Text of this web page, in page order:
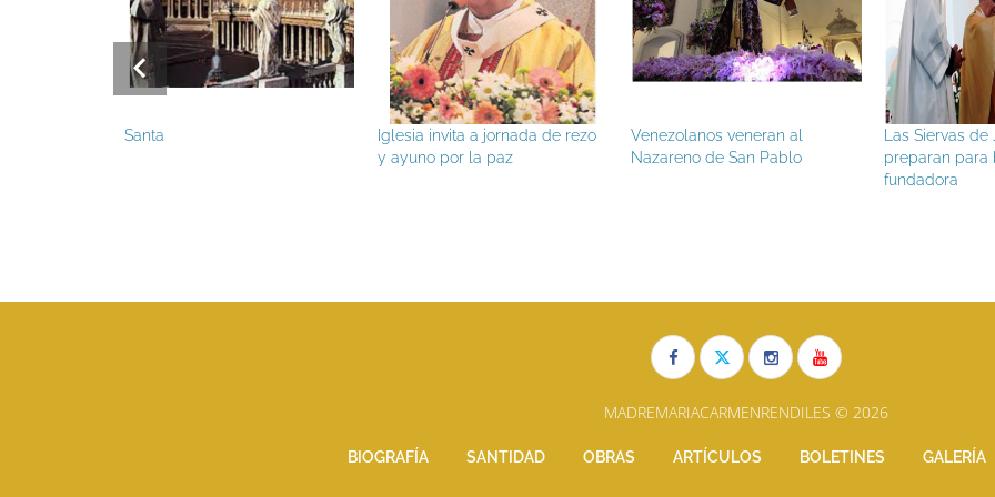
Santa
Iglesia invita a jornada de rezo
y ayuno por la paz
Venezolanos veneran al
Nazareno de San Pablo
Las Siervas
preparan para
fundadora
MADREMARIACARMENRENDILES © 2026
BIOGRAFÍA SANTIDAD OBRAS ARTÍCULOS BOLETINES GALERÍA